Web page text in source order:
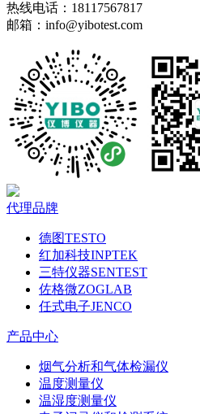
热线电话：18117567817
邮箱：info@yibotest.com
代理品牌
德图TESTO
红加科技INPTEK
三特仪器SENTEST
佐格微ZOGLAB
任式电子JENCO
产品中心
烟气分析和气体检漏仪
温度测量仪
温湿度测量仪